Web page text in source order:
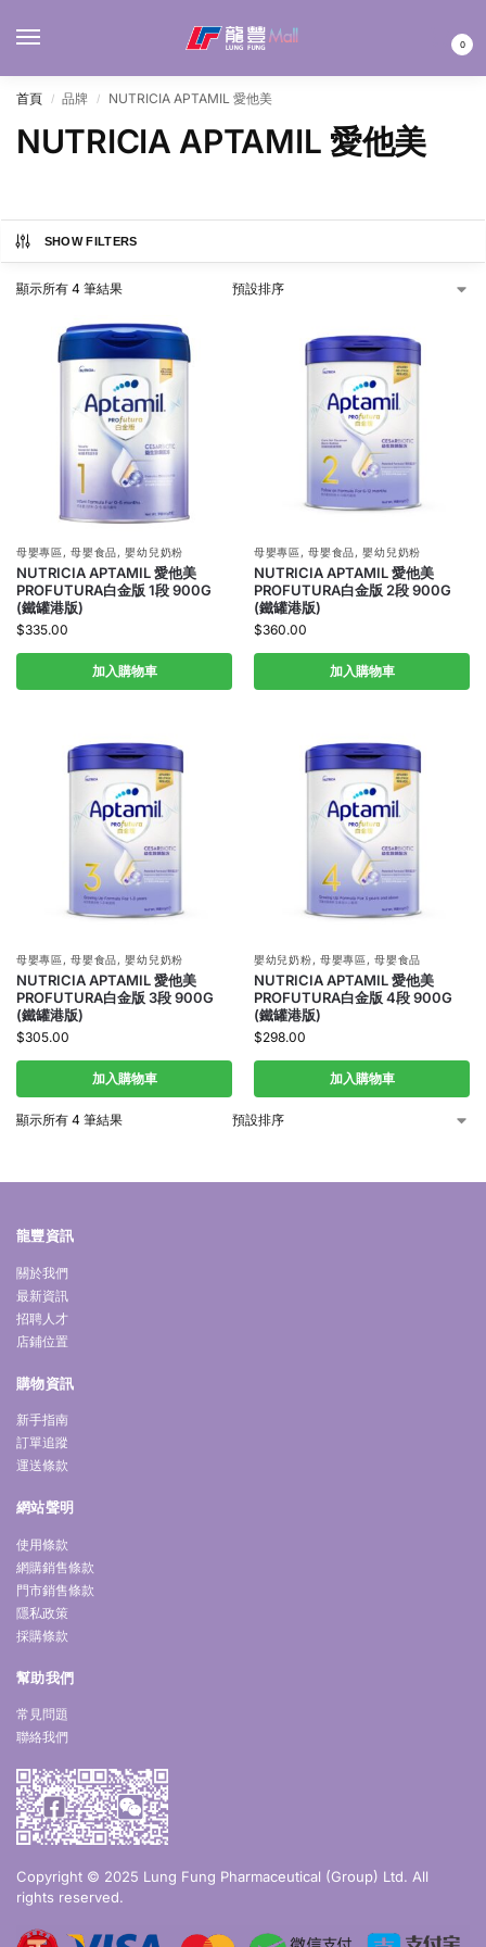
0
首頁 / 品牌 / NUTRICIA APTAMIL 愛他美
NUTRICIA APTAMIL 愛他美
SHOW FILTERS
顯示所有 4 筆結果
母嬰專區,母嬰食品,嬰幼兒奶粉
NUTRICIA APTAMIL 愛他美
PROFUTURA白金版 1段 900G
(鐵罐港版)
$335.00
加入購物車
母嬰專區,母嬰食品,嬰幼兒奶粉
NUTRICIA APTAMIL 愛他美
PROFUTURA白金版 2段 900G
(鐵罐港版)
$360.00
加入購物車
母嬰專區,母嬰食品,嬰幼兒奶粉
NUTRICIA APTAMIL 愛他美
PROFUTURA白金版 3段 900G
(鐵罐港版)
$305.00
加入購物車
嬰幼兒奶粉, 母嬰專區,母嬰食品
NUTRICIA APTAMIL 愛他美
PROFUTURA白金版 4段 900G
(鐵罐港版)
$298.00
加入購物車
顯示所有 4 筆結果
龍豐資訊
關於我們
最新資訊
招聘人才
店鋪位置
購物資訊
新手指南
訂單追蹤
運送條款
網站聲明
使用條款
網購銷售條款
門市銷售條款
隱私政策
採購條款
幫助我們
常見問題
聯絡我們
Copyright © 2025 Lung Fung Pharmaceutical (Group) Ltd. All
rights reserved.